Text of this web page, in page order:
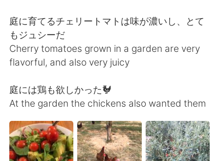
庭に育てるチェリートマトは味が濃いし、とて
もジュシーだ
Cherry tomatoes grown in a garden are very
flavorful, and also very juicy
庭には鶏も欲しかった🐓
At the garden the chickens also wanted them